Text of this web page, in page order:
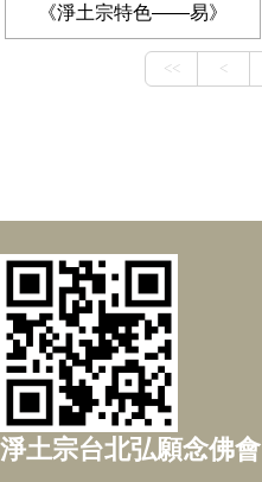
《淨土宗特色——易》
淨土宗台北弘願念佛會